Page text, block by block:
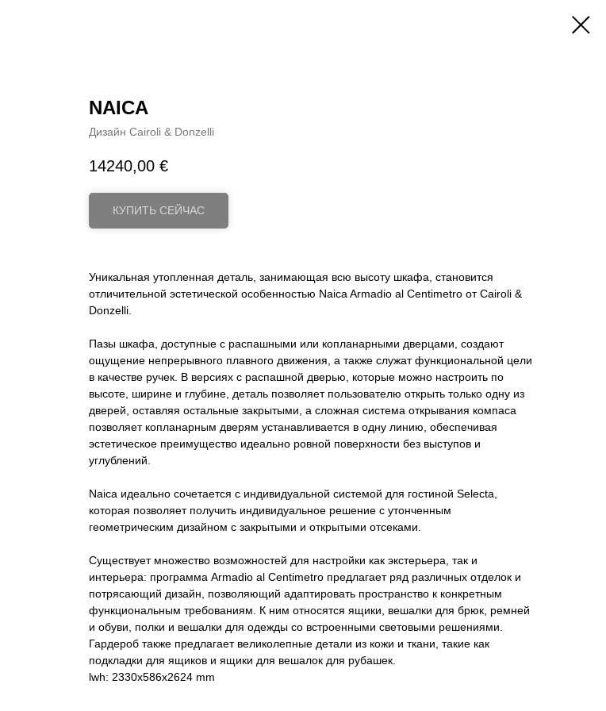
NAICA
Дизайн Cairoli & Donzelli
14240,00 €
КУПИТЬ СЕЙЧАС
Уникальная утопленная деталь, занимающая всю высоту шкафа, становится
отличительной эстетической особенностью Naica Armadio al Centimetro от Cairoli &
Donzelli.
Пазы шкафа, доступные с распашными или копланарными дверцами, создают
ощущение непрерывного плавного движения, а также служат функциональной цели
в качестве ручек. В версиях с распашной дверью, которые можно настроить по
высоте, ширине и глубине, деталь позволяет пользователю открыть только одну из
дверей, оставляя остальные закрытыми, а сложная система открывания компаса
позволяет копланарным дверям устанавливается в одну линию, обеспечивая
эстетическое преимущество идеально ровной поверхности без выступов и
углублений.
Naica идеально сочетается с индивидуальной системой для гостиной Selecta,
которая позволяет получить индивидуальное решение с утонченным
геометрическим дизайном с закрытыми и открытыми отсеками.
Существует множество возможностей для настройки как экстерьера, так и
интерьера: программа Armadio al Centimetro предлагает ряд различных отделок и
потрясающий дизайн, позволяющий адаптировать пространство к конкретным
функциональным требованиям. К ним относятся ящики, вешалки для брюк, ремней
и обуви, полки и вешалки для одежды со встроенными световыми решениями.
Гардероб также предлагает великолепные детали из кожи и ткани, такие как
подкладки для ящиков и ящики для вешалок для рубашек.
lwh: 2330x586x2624 mm